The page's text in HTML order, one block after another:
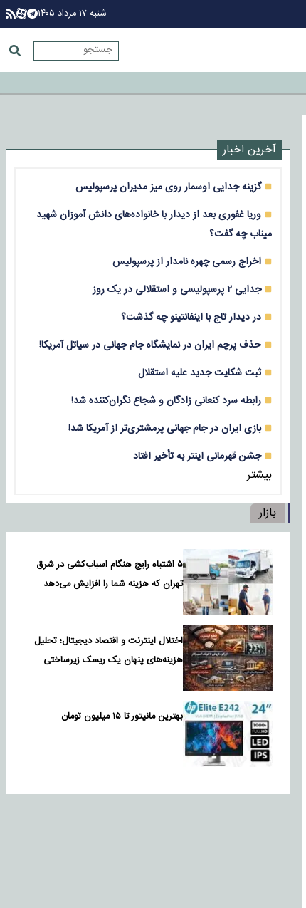
شنبه ۱۷ مرداد ۱۴۰۵
آخرین اخبار
گزینه جدایی اوسمار روی میز مدیران پرسپولیس
وریا غفوری بعد از دیدار با خانواده‌های دانش آموزان شهید
میناب چه گفت؟
اخراج رسمی چهره نامدار از پرسپولیس
جدایی ۲ پرسپولیسی و استقلالی در یک روز
در دیدار تاج با اینفانتینو چه گذشت؟
حذف پرچم ایران در نمایشگاه جام جهانی در سیاتل آمریکا!
ثبت شکایت جدید علیه استقلال
رابطه سرد کنعانی زادگان و شجاع نگران‌کننده شد!
بازی‌ ایران در جام جهانی پرمشتری‌تر از آمریکا شد!
جشن قهرمانی اینتر به تأخیر افتاد
بیشتر
بازار
۵ اشتباه رایج هنگام اسباب‌کشی در شرق
تهران که هزینه شما را افزایش می‌دهد
اختلال اینترنت و اقتصاد دیجیتال؛ تحلیل
هزینه‌های پنهان یک ریسک زیرساختی
بهترین مانیتور تا ۱۵ میلیون تومان